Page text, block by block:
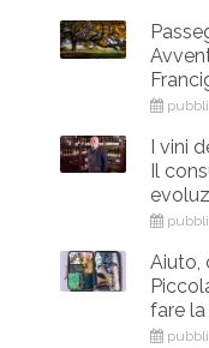
I vini
Il
Aiuto,
fare